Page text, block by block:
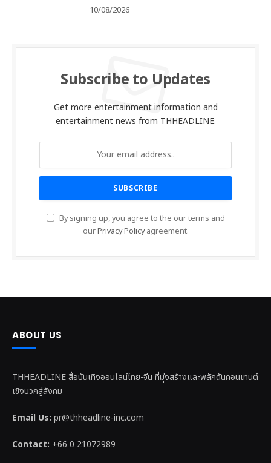
10/08/2026
Subscribe to Updates
Get more entertainment information and
entertainment news from THHEADLINE.
By signing up, you agree to the our terms and
ourPrivacy Policyagreement.
ABOUT US
THHEADLINE สื่อบันเทิงออนไลน์ไทย-จีน ที่มุ่งสร้างและพลักดันคอนเทนต์
เชิงบวกสู่สังคม
Email Us: pr@thheadline-inc.com
Contact: +66 0 21072989